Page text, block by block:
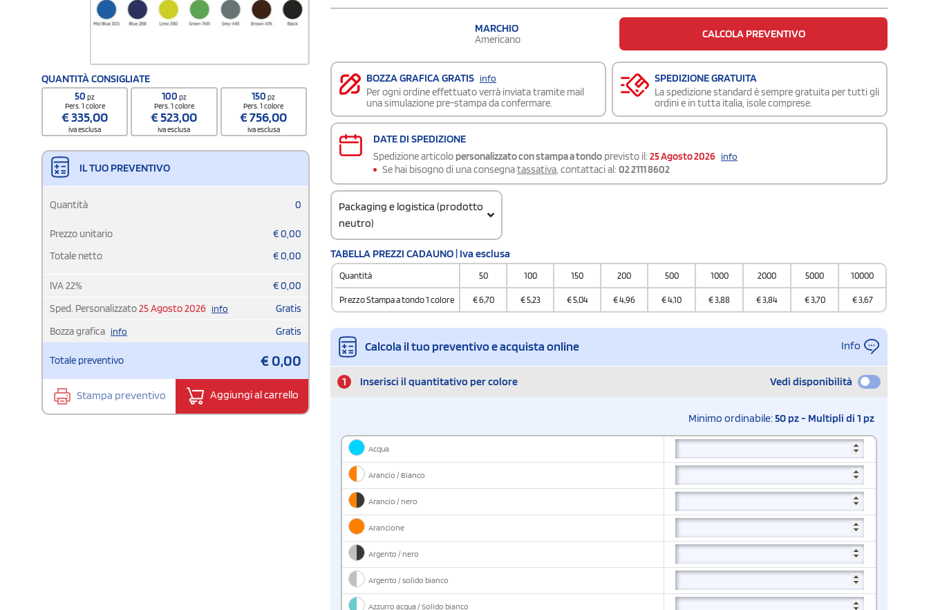
QUANTITÀ CONSIGLIATE
50pz
Pers. 1 colore
€335,00
iva esclusa
100 pz
Pers. 1 colore
€523,00
iva esclusa
150pz
Pers. 1 colore
€756,00
iva esclusa
IL TUO PREVENTIVO
Quantità 0
Prezzo unitario €0,00
Totale netto
€0,00
IVA22% €0,00
Sped. Personalizzato25 Agosto 2026 info
Gratis
Bozza grafica info Gratis
Totale preventivo €0,00
Stampa preventivo Aggiungi al carrello
MARCHIO
Americano CALCOLA PREVENTIVO
BOZZA GRAFICA GRATIS info
Per ogni ordine effettuato verrà inviata tramite mail
una simulazione pre-stampa da confermare.
SPEDIZIONE GRATUITA
La spedizione standard è sempre gratuita per tutti gli
ordini e in tutta italia, isole comprese.
DATE DI SPEDIZIONE
Spedizione articolo personalizzato con stampa a tondo previsto il: 25 Agosto 2026 info
Se hai bisogno di una consegnatassativa , contattaci al: 02 2111 8602
Packaging e logistica (prodotto
neutro)
3924100090000000000000
Quantità per scatola
60
TABELLA PREZZI CADAUNO | Iva esclusa
Quantità 50 100 150 200 500 1000 2000 5000 10000
Prezzo Stampa a tondo 1 colore €6,70 €5,23 €5,04 €4,96 €4,10 €3,88 €3,84 €3,70 €3,67
Calcola il tuo preventivo e acquista online Info
1 Inserisci il quantitativo per colore Vedi disponibilità
Minimo ordinabile:50 pz - Multipli di 1 pz
Acqua
Arancio / Bianco
Arancio / nero
Arancione
Argento / nero
Argento / solido bianco
Azzurro acqua / Solido bianco